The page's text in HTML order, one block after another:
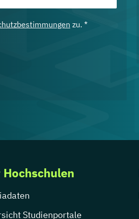
zu. *
Hochschulen
Studienportale